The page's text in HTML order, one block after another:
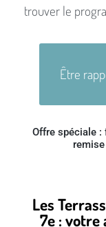
trouver le
Être
Offre spéciale
Les
7e : votre